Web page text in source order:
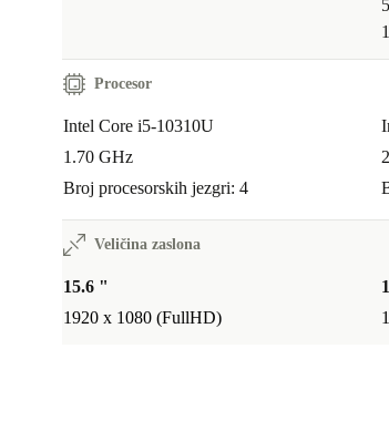
Procesor
Intel Core i5-10310U
1.70 GHz
Broj procesorskih jezgri: 4
Veličina zaslona
15.6 "
1920 x 1080 (FullHD)